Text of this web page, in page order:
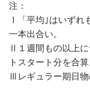
注：
Ⅰ「平均｣はいずれ
一本出合い。
Ⅱ１週間もの以上
トスタート分を合算
Ⅲレギュラー期日物